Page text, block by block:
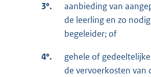
3°.
aanbieding van
de leerling en zo
begeleider; of
4°.
gehele of
de vervoerkosten van